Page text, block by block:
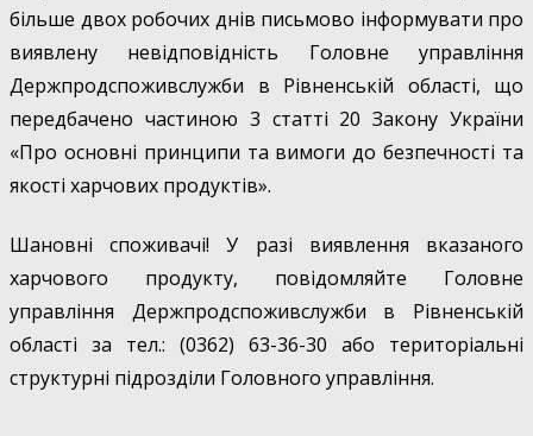
більше двох робочих днів письмово інформувати про
виявлену невідповідність Головне управління
Держпродспоживслужби в Рівненській області, що
передбачено частиною 3 статті 20 Закону України
«Про основні принципи та вимоги до безпечності та
якості харчових продуктів».
Шановні споживачі! У разі виявлення вказаного
харчового продукту, повідомляйте Головне
управління Держпродспоживслужби в Рівненській
області за тел.: (0362) 63-36-30 або територіальні
структурні підрозділи Головного управління.